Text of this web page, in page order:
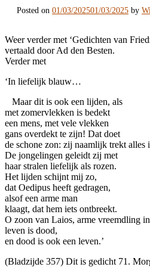
Posted on 01/03/202501/03/2025 by
Weer verder met ‘Gedichten van
vertaald door Ad den Besten.
Verder met
‘In liefelijk blauw…
Maar dit is ook een lijden, als
met zomervlekken is bedekt
een mens, met vele vlekken
gans overdekt te zijn! Dat doet
de schone zon: zij naamlijk trekt alles
De jongelingen geleidt zij met
haar stralen liefelijk als rozen.
Het lijden schijnt mij zo,
dat Oedipus heeft gedragen,
alsof een arme man
klaagt, dat hem iets ontbreekt.
O zoon van Laios, arme vreemdling
leven is dood,
en dood is ook een leven.’
(Bladzijde 357) Dit is gedicht 71.